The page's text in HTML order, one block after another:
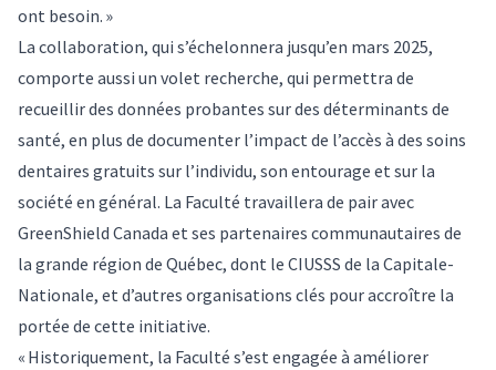
ont besoin. »
La collaboration, qui s’échelonnera jusqu’en mars 2025,
comporte aussi un volet recherche, qui permettra de
recueillir des données probantes sur des déterminants de
santé, en plus de documenter l’impact de l’accès à des soins
dentaires gratuits sur l’individu, son entourage et sur la
société en général. La Faculté travaillera de pair avec
GreenShield Canada et ses partenaires communautaires de
la grande région de Québec, dont le CIUSSS de la Capitale-
Nationale, et d’autres organisations clés pour accroître la
portée de cette initiative.
« Historiquement, la Faculté s’est engagée à améliorer